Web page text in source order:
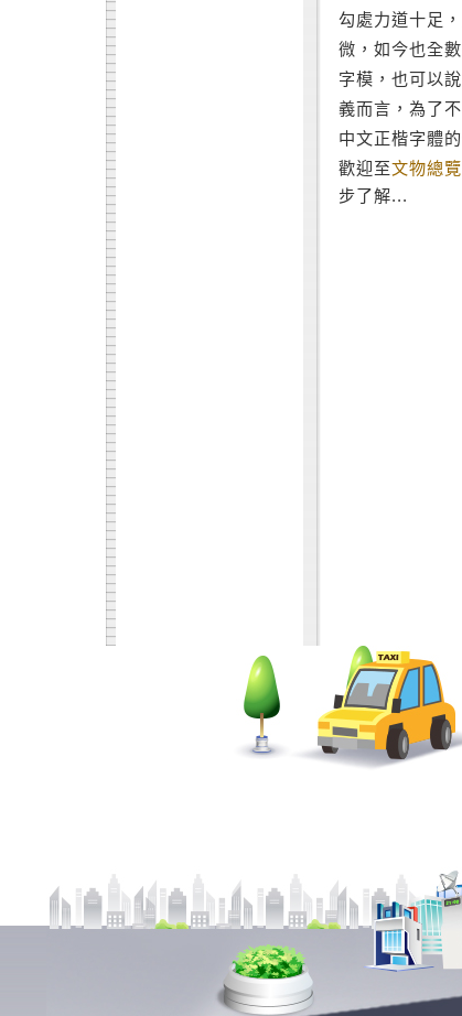
勾處力道十足
微，如今也全
字模，也可以
義而言，為了
中文正楷字體
歡迎至文物總覽
步了解...